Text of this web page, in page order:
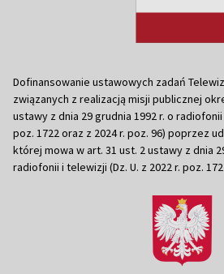
Dofinansowanie ustawowych zadań
związanych z realizacją misji publicznej
ustawy z dnia 29 grudnia 1992 r. o radiofonii
poz. 1722 oraz z 2024 r. poz. 96) poprzez
której mowa w art. 31 ust. 2 ustawy z dnia
radiofonii i telewizji (Dz. U. z 2022 r. poz.